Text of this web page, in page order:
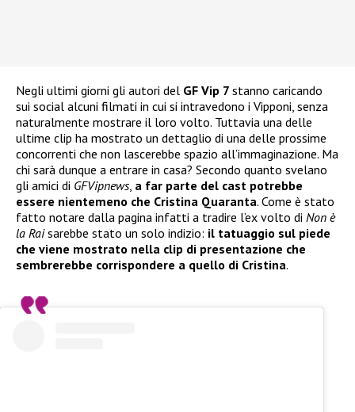
Negli ultimi giorni gli autori del GF Vip 7 stanno caricando
sui social alcuni filmati in cui si intravedono i Vipponi, senza
naturalmente mostrare il loro volto. Tuttavia una delle
ultime clip ha mostrato un dettaglio di una delle prossime
concorrenti che non lascerebbe spazio all’immaginazione. Ma
chi sarà dunque a entrare in casa? Secondo quanto svelano
gli amici di GFVipnews, a far parte del cast potrebbe
essere nientemeno che Cristina Quaranta. Come è stato
fatto notare dalla pagina infatti a tradire l’ex volto di Non è
la Raisarebbe stato un solo indizio: il tatuaggio sul piede
che viene mostrato nella clip di presentazione che
sembrerebbe corrispondere a quello di Cristina.